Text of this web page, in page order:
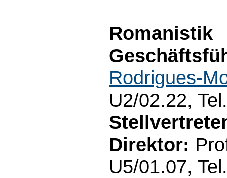
Romanistik
Rodrigues-
U2/02.22,
Direktor:
U5/01.07,